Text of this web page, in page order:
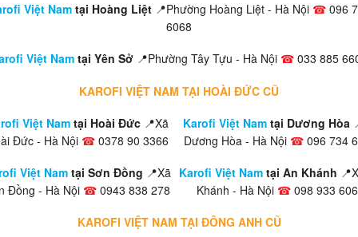
Việt Namtại Hoàng Liệt 📍Phường Hoàng Liệt - Hà Nội ☎096
6068
Việt Nam tại Yên Sở 📍Phường Tây Tựu - Hà Nội ☎ 033 885
KAROFI VIỆT NAM TẠI HOÀI ĐỨC CŨ
Việt Nam tại Hoài Đức 📍Xã
Đức - Hà Nội ☎ 0378 90 3366
Karofi Việt Nam tại Dương Hòa
Dương Hòa - Hà Nội ☎ 096 734
Việt Nam tại Sơn Đồng 📍Xã
Đồng - Hà Nội ☎ 0943 838 278
Karofi Việt Nam tại An Khánh
Khánh - Hà Nội ☎ 098 933
KAROFI VIỆT NAM TẠI ĐÔNG ANH CŨ